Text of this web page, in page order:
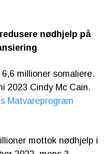
nødhjelp på
millioner somaliere.
2023 Cindy Mc Cain.
Matvareprogram
mottok nødhjelp i